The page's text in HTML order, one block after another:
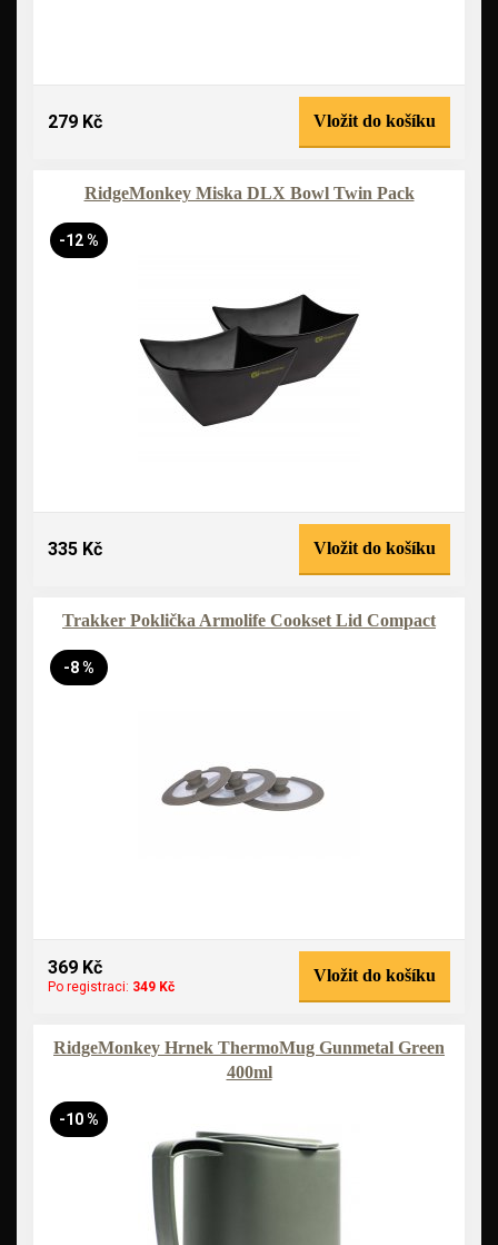
279 Kč Vložit do košíku
RidgeMonkey Miska DLX Bowl Twin Pack
-12 %
335 Kč Vložit do košíku
Trakker Poklička Armolife Cookset Lid Compact
-8 %
369 Kč
Po registraci: 349 Kč
Vložit do košíku
RidgeMonkey Hrnek ThermoMug Gunmetal Green
400ml
-10 %